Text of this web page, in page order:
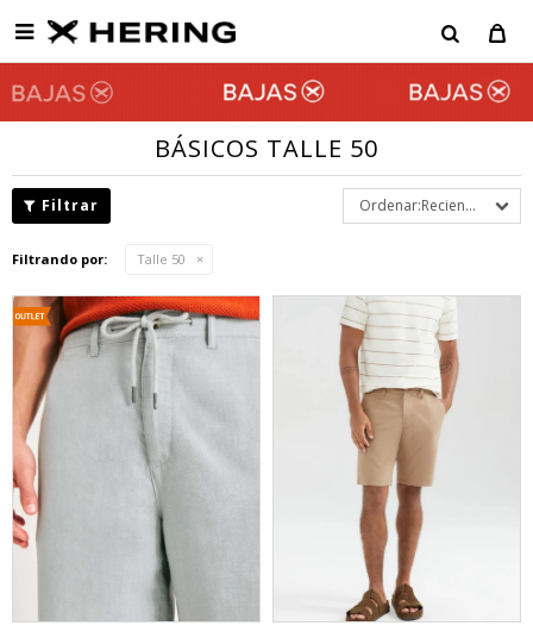

BÁSICOS TALLE 50
Recientes
Filtrando por: Talle 50